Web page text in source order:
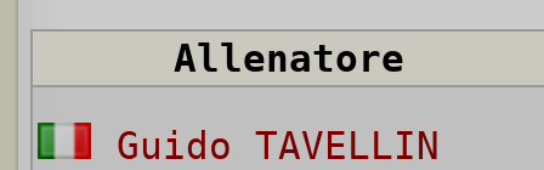
Allenatore
Guido TAVELLIN